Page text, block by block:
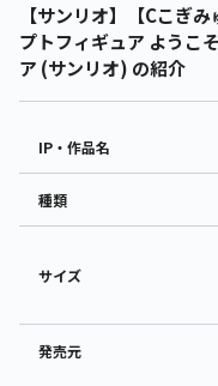
【サンリオ】【Cこぎ
プトフィギュア ようこ
ア (サンリオ) の紹介
IP・作品名
種類
サイズ
発売元